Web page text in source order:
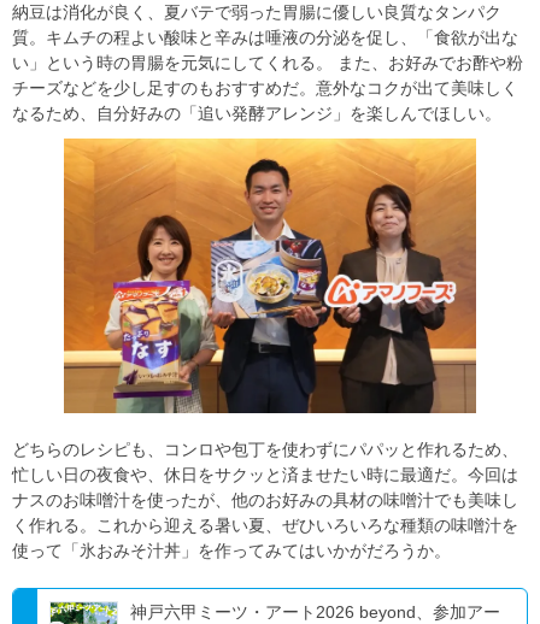
納豆は消化が良く、夏バテで弱った胃腸に優しい良質なタンパク
質。キムチの程よい酸味と辛みは唾液の分泌を促し、「食欲が出な
い」という時の胃腸を元気にしてくれる。 また、お好みでお酢や粉
チーズなどを少し足すのもおすすめだ。意外なコクが出て美味しく
なるため、自分好みの「追い発酵アレンジ」を楽しんでほしい。
どちらのレシピも、コンロや包丁を使わずにパパッと作れるため、
忙しい日の夜食や、休日をサクッと済ませたい時に最適だ。今回は
ナスのお味噌汁を使ったが、他のお好みの具材の味噌汁でも美味し
く作れる。これから迎える暑い夏、ぜひいろいろな種類の味噌汁を
使って「氷おみそ汁丼」を作ってみてはいかがだろうか。
神戸六甲ミーツ・アート2026 beyond、参加アー